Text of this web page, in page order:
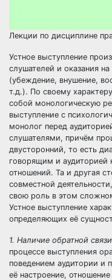
Лекции по дисциплине
Устное выступление
слушателей и оказания
(убеждение, внушение,
т.д.). По своему
собой монологическую
выступление с
монолог перед
слушателями, причём
двусторонний, то есть
говорящим и аудиторией
отношений. Та и другая
совместной
свою роль в этом
Устное выступление
определяющих её
1. Наличие обратной
процессе выступления
поведением аудитории и
её настроение,